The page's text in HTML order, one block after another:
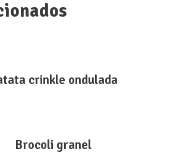
crinkle ondulada
Brocoli granel